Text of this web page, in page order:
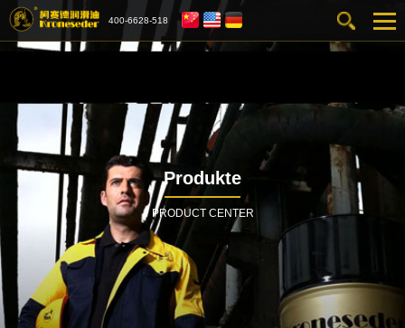
400-6628-518
Produkte
PRODUCT CENTER